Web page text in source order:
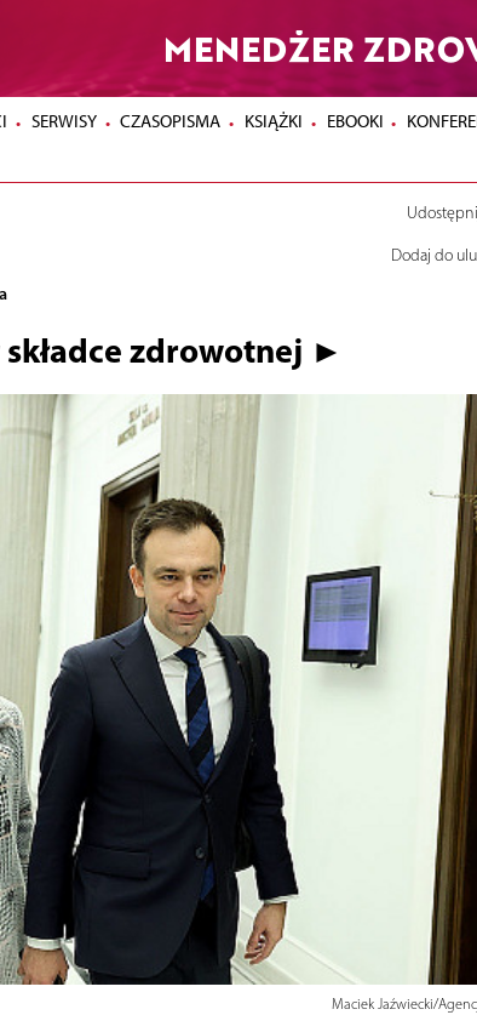
MENEDŻER
SERWISY CZASOPISMA KSIĄŻKI EBOOKI
Dodaj do
zdrowotnej ►
Maciek Jaźwiecki/